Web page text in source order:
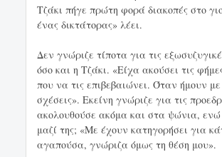
Τζάκι πήγε πρώτη φορά διακοπές στο
ένας δικτάτορας» λέει.
Δεν γνώριζε τίποτα για τις
όσο και η Τζάκι. «Είχα ακούσει τις
που να τις επιβεβαιώνει. Όταν ήμουν
σχέσεις». Εκείνη γνώριζε για τις
ακολουθούσε ακόμα και στα ψώνια,
μαζί της; «Με έχουν κατηγορήσει για
αγαπούσα, γνώριζα όμως τη θέση μου».